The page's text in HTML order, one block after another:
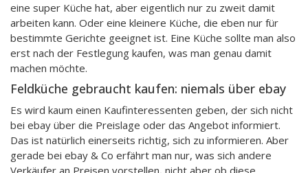
eine super Küche hat, aber eigentlich nur zu zweit damit
arbeiten kann. Oder eine kleinere Küche, die eben nur für
bestimmte Gerichte geeignet ist. Eine Küche sollte man also
erst nach der Festlegung kaufen, was man genau damit
machen möchte.
Feldküche gebraucht kaufen: niemals über ebay
Es wird kaum einen Kaufinteressenten geben, der sich nicht
bei ebay über die Preislage oder das Angebot informiert.
Das ist natürlich einerseits richtig, sich zu informieren. Aber
gerade bei ebay & Co erfährt man nur, was sich andere
Verkäufer an Preisen vorstellen, nicht aber ob diese